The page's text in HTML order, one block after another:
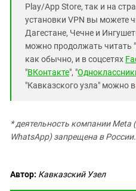
Play/App Store, так и на
установки VPN вы можете
Дагестане, Чечне и
можно продолжать читать
как обычно, и в соцсетях
"ВКонтакте", "
"Кавказского узла" можно в
* деятельность компании Meta
WhatsApp) запрещена в России.
Автор: Кавказский Узел